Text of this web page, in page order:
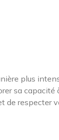
plus
sa capacité
de respecter